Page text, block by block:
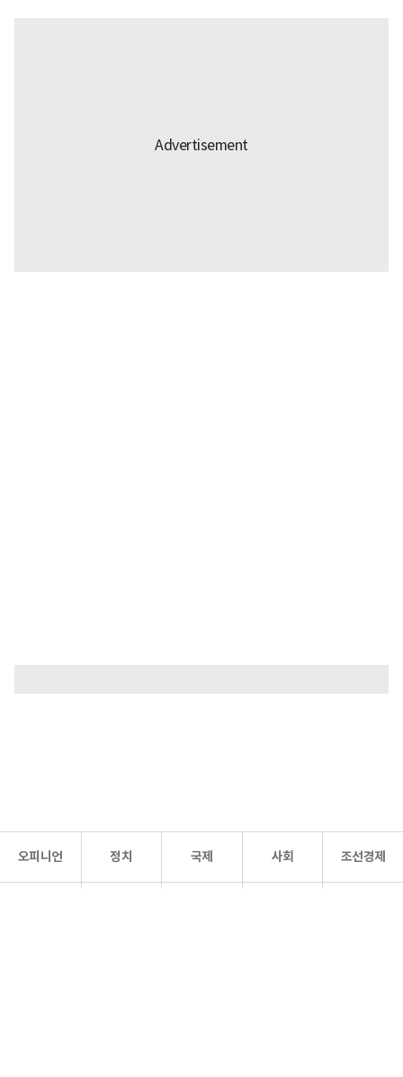
오피니언 정치 국제 사회 조선경제